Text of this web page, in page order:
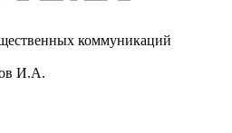
коммуникаций
И.А.